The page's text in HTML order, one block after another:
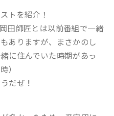
トを紹介！
田師匠とは以前番組で一緒
ありますが、まさかのし
に住んでいた時期があっ
）
だぜ！